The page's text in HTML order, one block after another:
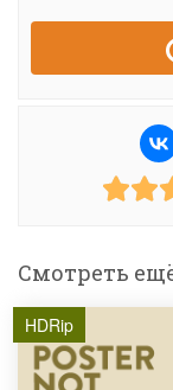
Смотреть
HDRip